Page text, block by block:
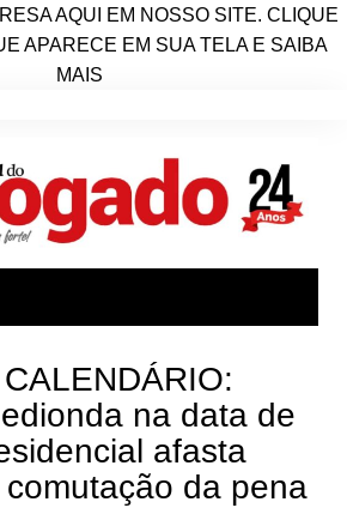
AQUI EM NOSSO SITE. CLIQUE
APARECE EM SUA TELA E SAIBA
MAIS
na data de
afasta
da pena